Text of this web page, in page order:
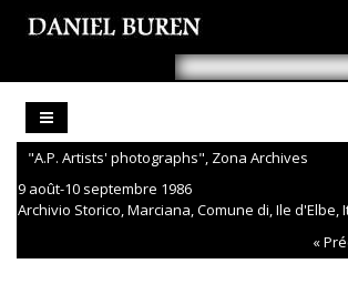
"A.P. Artists' photographs", Zona Archives
9 août-10 septembre 1986
Archivio Storico, Marciana, Comune di, Ile d'Elbe,
«